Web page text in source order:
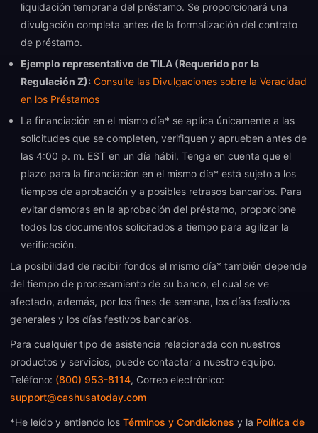
liquidación temprana del préstamo. Se proporcionará una
divulgación completa antes de la formalización del contrato
de préstamo.
Ejemplo representativo de TILA (Requerido por la
Regulación Z): Consulte las Divulgaciones sobre la Veracidad
en los Préstamos
La financiación en el mismo día* se aplica únicamente a las
solicitudes que se completen, verifiquen y aprueben antes de
las 4:00 p. m. EST en un día hábil. Tenga en cuenta que el
plazo para la financiación en el mismo día* está sujeto a los
tiempos de aprobación y a posibles retrasos bancarios. Para
evitar demoras en la aprobación del préstamo, proporcione
todos los documentos solicitados a tiempo para agilizar la
verificación.
La posibilidad de recibir fondos el mismo día* también depende
del tiempo de procesamiento de su banco, el cual se ve
afectado, además, por los fines de semana, los días festivos
generales y los días festivos bancarios.
Para cualquier tipo de asistencia relacionada con nuestros
productos y servicios, puede contactar a nuestro equipo.
Teléfono: (800) 953-8114, Correo electrónico:
support@cashusatoday.com
*He leído y entiendo los Términos y Condiciones y la Política de